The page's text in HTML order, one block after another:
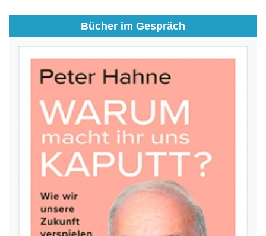
Bücher im Gespräch